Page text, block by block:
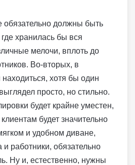
должны быть
хранилась бы вся
мелочи, вплоть до
Во-вторых, в
хотя бы один
просто, но стильно.
будет крайне уместен,
будет значительно
и удобном диване,
работники, обязательно
Ну и, естественно, нужны